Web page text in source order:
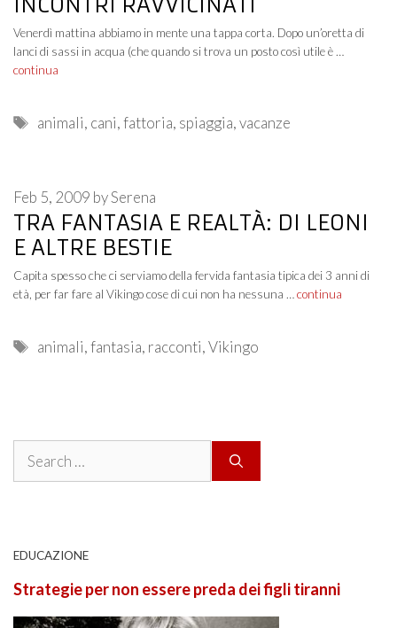
INCONTRI RAVVICINATI
Venerdì mattina abbiamo in mente una tappa corta. Dopo un’oretta di
lanci di sassi in acqua (che quando si trova un posto così utile è …
continua
Tags
animali, cani,fattoria, spiaggia,vacanze
TRA FANTASIA E REALTÀ: DI LEONI
E ALTRE BESTIE
Feb 5, 2009 bySerena
Capita spesso che ci serviamo della fervida fantasia tipica dei 3 anni di
età, per far fare al Vikingo cose di cui non ha nessuna … continua
Tags
animali,fantasia, racconti,Vikingo
Search
EDUCAZIONE
Strategie per non essere preda dei figli tiranni